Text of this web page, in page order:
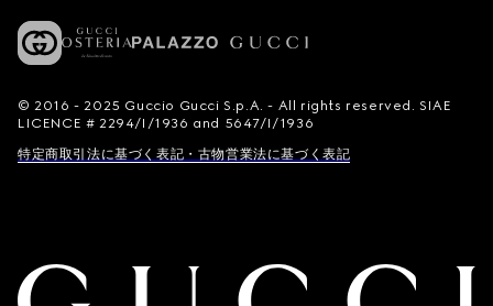
© 2016 - 2025 Guccio Gucci S.p.A. - All rights reserved. SIAE
LICENCE # 2294/I/1936 and 5647/I/1936
特定商取引法に基づく表記・古物営業法に基づく表記